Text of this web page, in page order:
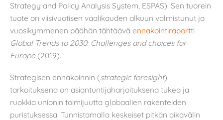
Strategy and Policy Analysis System, ESPAS). Sen tuorein
tuote on viisivuotisen vaalikauden alkuun valmistunut ja
vuosikymmenen päähän tähtäävä ennakointiraportti
Global Trends to 2030: Challenges and choices for
Europe (2019).
Strategisen ennakoinnin (strategic foresight)
tarkoituksena on asiantuntijaharjoituksena tukea ja
ruokkia unionin toimijuutta globaalien rakenteiden
puristuksessa. Tunnistamalla keskeiset pitkän aikavälin